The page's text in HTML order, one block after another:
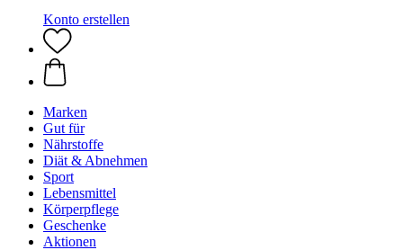
Konto erstellen
Marken
Gut für
Nährstoffe
Diät & Abnehmen
Sport
Lebensmittel
Körperpflege
Geschenke
Aktionen